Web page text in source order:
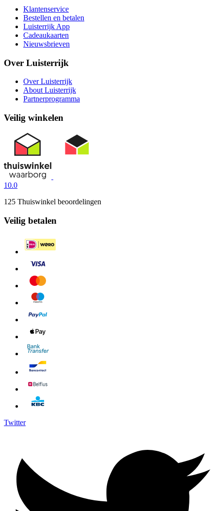
Klantenservice
Bestellen en betalen
Luisterrijk App
Cadeaukaarten
Nieuwsbrieven
Over Luisterrijk
Over Luisterrijk
About Luisterrijk
Partnerprogramma
Veilig winkelen
10.0
125 Thuiswinkel beoordelingen
Veilig betalen
Twitter